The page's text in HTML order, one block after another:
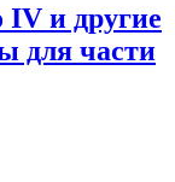
и другие
для части